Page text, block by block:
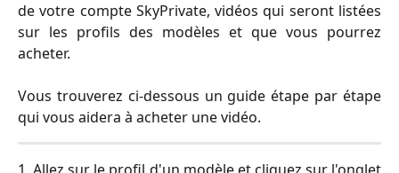
de votre compte SkyPrivate, vidéos qui seront listées
sur les profils des modèles et que vous pourrez
acheter.
Vous trouverez ci-dessous un guide étape par étape
qui vous aidera à acheter une vidéo.